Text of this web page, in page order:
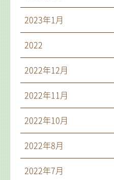
2023年1月
2022
2022年12月
2022年11月
2022年10月
2022年8月
2022年7月